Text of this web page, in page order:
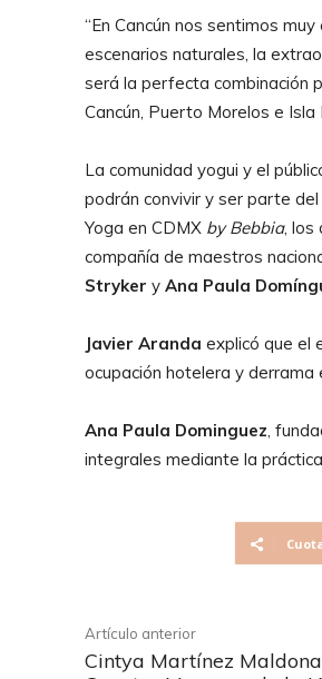
“En Cancún nos sentimos
escenarios naturales, la
será la perfecta combinación
Cancún, Puerto Morelos e Isla
La comunidad yogui y el
podrán convivir y ser parte del
Yoga en CDMX by Bebbia, los
compañía de maestros
Stryker y Ana Paula
Javier Aranda explicó que el
ocupación hotelera y derrama
Ana Paula Dominguez,
integrales mediante la
Artículo anterior
Cintya Martínez